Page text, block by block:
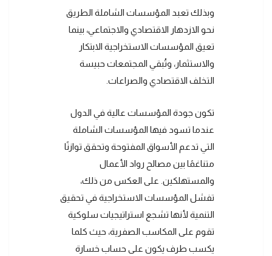
وبذلك تعبد المؤسسات الشاملة الطريق
نحو الازدهار الاقتصادي والاجتماعي، بينما
تعيق المؤسسات الاستخراجية الابتكار
والاستثمار، وتُبقي المجتمعات حبيسة
التخلف الاقتصادي والصراعات.
تكون جودة المؤسسات عالية في الدول
عندما تسود فيها المؤسسات الشاملة
التي تدعم الأسواق المفتوحة وتحقق توازنًا
متناغمًا بين مصالح رواد الأعمال
والمستهلكين. على العكس من ذلك،
تفشل المؤسسات الاستخراجية في تحقيق
التنمية لأنها تشجع استراتيجيات سلوكية
تقوم على المكاسب الصفرية، حيث كلما
يكسب طرف يكون على حساب خسارة